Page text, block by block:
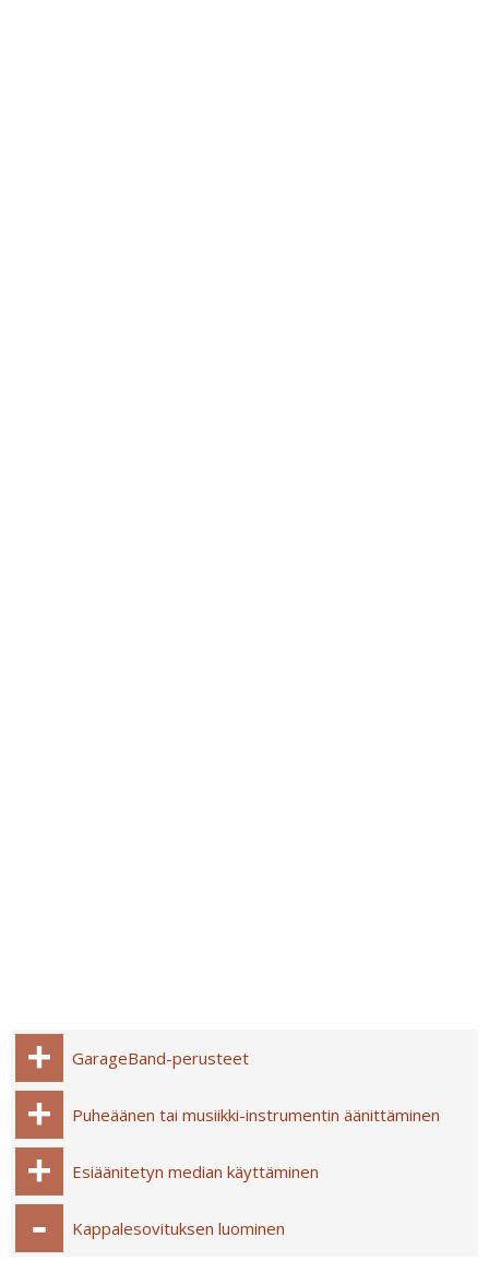
GarageBand-perusteet
Puheäänen tai musiikki-instrumentin äänittäminen
Esiäänitetyn median käyttäminen
Kappalesovituksen luominen